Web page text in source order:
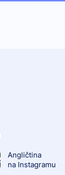
Angličtina
na Instagramu